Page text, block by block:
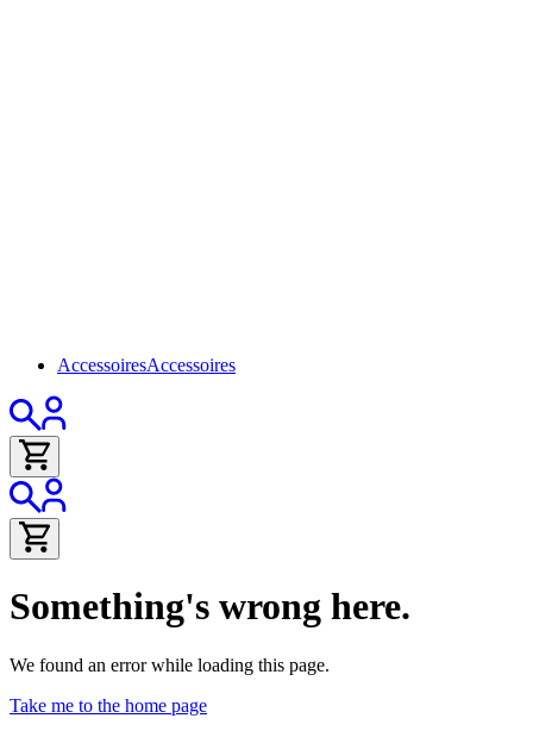
AccessoiresAccessoires
Something's wrong here.
We found an error while loading this page.
Take me to the home page